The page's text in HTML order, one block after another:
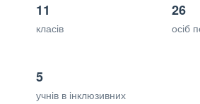
11
класів
26
осіб
5
учнів в інклюзивних